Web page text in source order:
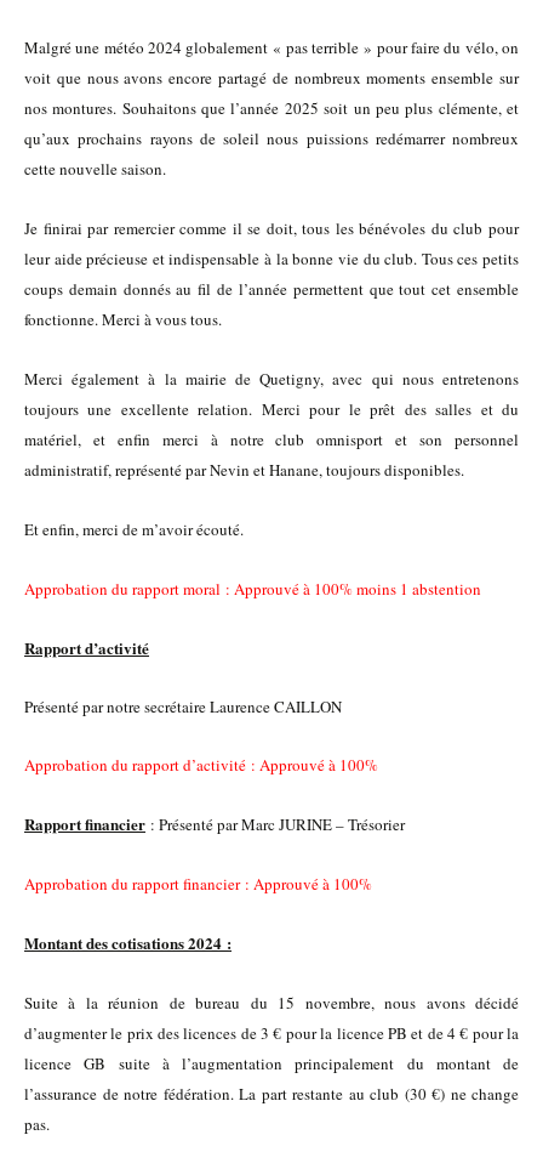
Malgré une météo 2024 globalement « pas terrible » pour faire du vélo, on
voit que nous avons encore partagé de nombreux moments ensemble sur
nos montures. Souhaitons que l’année 2025 soit un peu plus clémente, et
qu’aux prochains rayons de soleil nous puissions redémarrer nombreux
cette nouvelle saison.
Je finirai par remercier comme il se doit, tous les bénévoles du club pour
leur aide précieuse et indispensable à la bonne vie du club. Tous ces petits
coups demain donnés au fil de l’année permettent que tout cet ensemble
fonctionne. Merci à vous tous.
Merci également à la mairie de Quetigny, avec qui nous entretenons
toujours une excellente relation. Merci pour le prêt des salles et du
matériel, et enfin merci à notre club omnisport et son personnel
administratif, représenté par Nevin et Hanane, toujours disponibles.
Et enfin, merci de m’avoir écouté.
Approbation du rapport moral : Approuvé à 100% moins 1 abstention
Rapport d’activité
Présenté par notre secrétaire Laurence CAILLON
Approbation du rapport d’activité : Approuvé à 100%
Rapport financier : Présenté par Marc JURINE – Trésorier
Approbation du rapport financier : Approuvé à 100%
Montant des cotisations 2024 :
Suite à la réunion de bureau du 15 novembre, nous avons décidé
d’augmenter le prix des licences de 3 € pour la licence PB et de 4 € pour la
licence GB suite à l’augmentation principalement du montant de
l’assurance de notre fédération. La part restante au club (30 €) ne change
pas.